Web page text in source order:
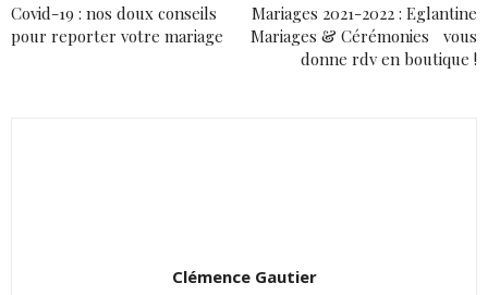
Covid-19 : nos doux conseils
pour reporter votre mariage
Mariages 2021-2022 : Eglantine
Mariages & Cérémonies vous
donne rdv en boutique !
Clémence Gautier